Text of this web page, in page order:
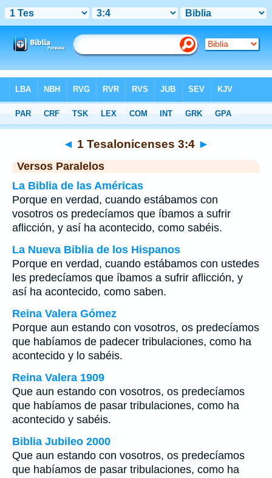
>1 Tesalonicenses >Capítulo 3 > Verso 4
◄ 1 Tesalonicenses 3:4 ►
Versos Paralelos
La Biblia de las Américas
Porque en verdad, cuando estábamos con
vosotros os predecíamos que íbamos a sufrir
aflicción, y así ha acontecido, como sabéis.
La Nueva Biblia de los Hispanos
Porque en verdad, cuando estábamos con ustedes
les predecíamos que íbamos a sufrir aflicción, y
así ha acontecido, como saben.
Reina Valera Gómez
Porque aun estando con vosotros, os predecíamos
que habíamos de padecer tribulaciones, como ha
acontecido y lo sabéis.
Reina Valera 1909
Que aun estando con vosotros, os predecíamos
que habíamos de pasar tribulaciones, como ha
acontecido y sabéis.
Biblia Jubileo 2000
Que aun estando con vosotros, os predecíamos
que habíamos de pasar tribulaciones, como ha